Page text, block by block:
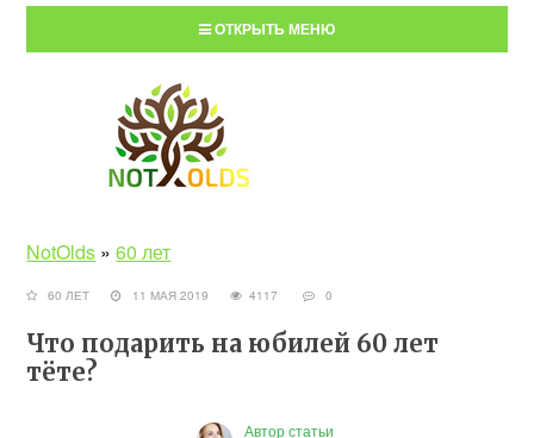
ОТКРЫТЬ МЕНЮ
NotOlds »60 лет
60 ЛЕТ 11 МАЯ 2019 4117 0
Что подарить на юбилей 60 лет
тёте?
Автор статьи